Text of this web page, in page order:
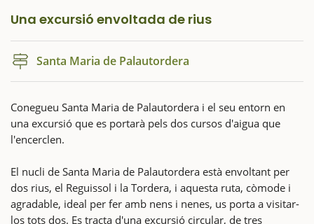
Una excursió envoltada de rius
Santa Maria de Palautordera
Conegueu Santa Maria de Palautordera i el seu entorn en
una excursió que es portarà pels dos cursos d'aigua que
l'encerclen.
El nucli de Santa Maria de Palautordera està envoltant per
dos rius, el Reguissol i la Tordera, i aquesta ruta, còmode i
agradable, ideal per fer amb nens i nenes, us porta a visitar-
los tots dos. Es tracta d'una excursió circular, de tres